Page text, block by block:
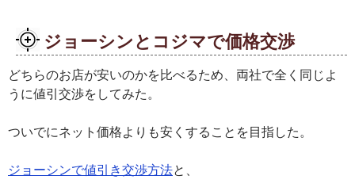
ジョーシンとコジマで価格交渉
どちらのお店が安いのかを比べるため、両社で全く同じよ
うに値引交渉をしてみた。
ついでにネット価格よりも安くすることを目指した。
ジョーシンで値引き交渉方法と、